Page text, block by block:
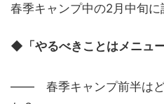
春季キャンプ中の2月中旬に
◆「やるべきことはメニュ
―― 春季キャンプ前半はど